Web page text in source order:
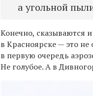
а угольной
Конечно, сказываются
в Красноярске — это
в первую очередь
Не голубое. А в